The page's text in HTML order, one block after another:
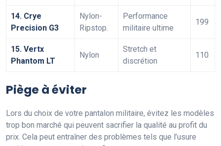
14. Crye
Precision G3
Nylon-
Ripstop.
Performance
militaire ultime
199
15. Vertx
Phantom LT
Nylon
Stretch et
discrétion
110
Piège à éviter
Lors du choix de votre pantalon militaire, évitez les modèles
trop bon marché qui peuvent sacrifier la qualité au profit du
prix. Cela peut entraîner des problèmes tels que l’usure